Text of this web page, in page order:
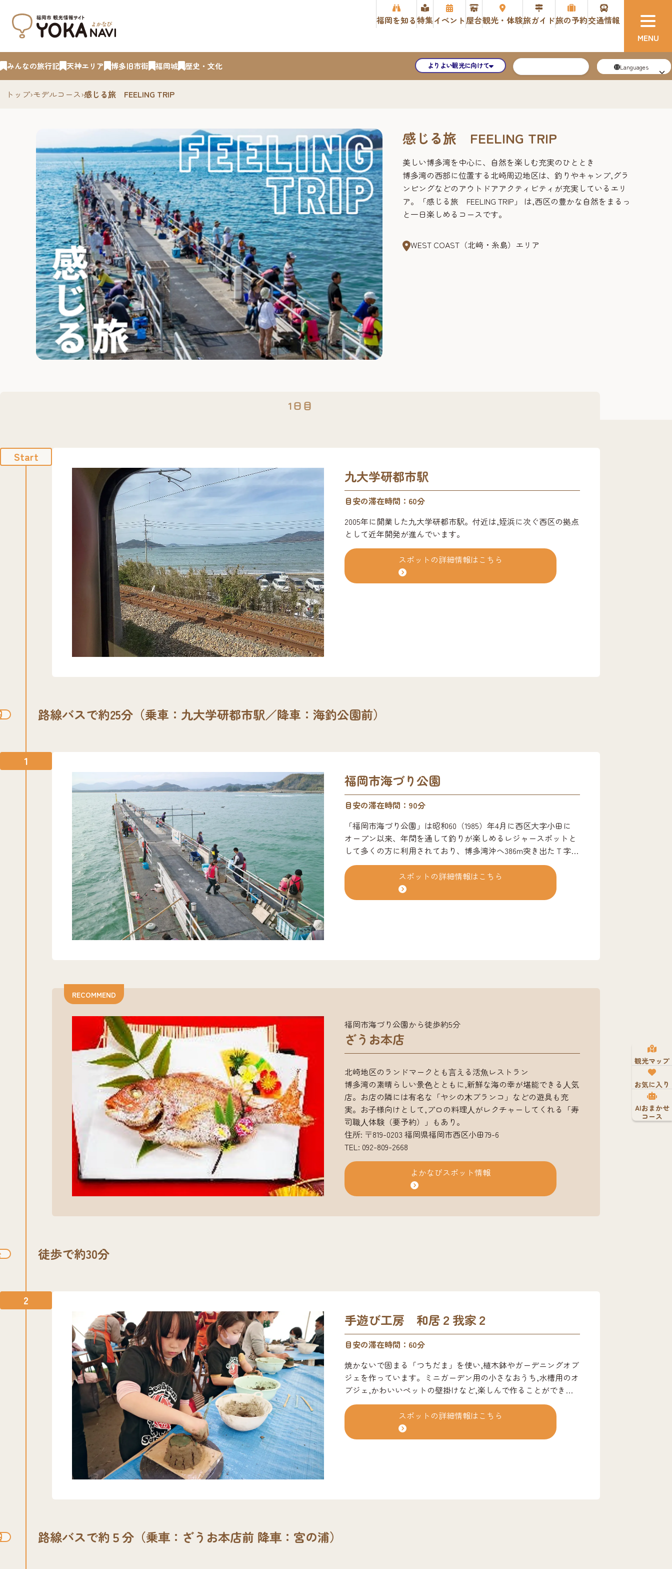
福岡を知る特集イベント屋台観光・体験旅ガイド旅の予約交通情報
みんなの旅行記 天神エリア 博多旧市街 福岡城 歴史・文化 よりよい観光に向けて Languages
トップ›モデルコース›感じる旅 FEELING TRIP
感じる旅 FEELING TRIP
美しい博多湾を中心に、自然を楽しむ充実のひととき
博多湾の西部に位置する北崎周辺地区は、釣りやキャンプ,グラ
ンピングなどのアウトドアアクティビティが充実しているエリ
ア。「感じる旅 FEELING TRIP」 は,西区の豊かな自然をまるっ
と一日楽しめるコースです。
WEST COAST（北﨑・糸島）エリア
1日目
Start
九大学研都市駅
目安の滞在時間：60分
2005年に開業した九大学研都市駅。付近は,姪浜に次ぐ西区の拠点
として近年開発が進んでいます。
スポットの詳細情報はこちら
路線バスで約25分（乗車：九大学研都市駅／降車：海釣公園前）
1
福岡市海づり公園
目安の滞在時間：90分
「福岡市海づり公園」は昭和60（1985）年4月に西区大字小田に
オープン以来、年間を通して釣りが楽しめるレジャースポットと
して多くの方に利用されており、博多湾沖へ386m突き出たＴ字型
鋼製釣り桟橋では本格的な釣りが楽しめます。 園内には軽食コー
ナーや魚拓展示コーナー、展望所、身体障害者用トイレ、休憩所
や授乳室もあり、売店では道具やエサを販売、貸し竿（有料）も
あるので手ぶらでも安心です。初心者の方には、釣り方や仕掛け
円，小人100円※入園の方は、釣台には入ることができませんので
スポットの詳細情報はこちら
RECOMMEND
福岡市海づり公園から徒歩約5分
ざうお本店
北崎地区のランドマークとも⾔える活⿂レストラン
博多湾の素晴らしい景⾊とともに,新鮮な海の幸が堪能できる⼈気
店。お店の隣には有名な「ヤシの⽊ブランコ」などの遊具も充
実。お⼦様向けとして,プロの料理⼈がレクチャーしてくれる「寿
司職⼈体験（要予約）」もあり。
住所: 〒819-0203 福岡県福岡市西区小田79-6
TEL: 092-809-2668
よかなびスポット情報
徒歩で約30分
2
手遊び工房 和居２我家２
目安の滞在時間：60分
焼かないで固まる「つちだま」を使い,植木鉢やガーデニングオブ
ジェを作っています。ミニガーデン用の小さなおうち,水槽用のオ
ブジェ,かわいいペットの壁掛けなど,楽しんで作ることができま
す。
スポットの詳細情報はこちら
路線バスで約５分（乗⾞：ざうお本店前 降⾞：宮の浦）
観光マップ
お気に入り
AIおまかせ
コース